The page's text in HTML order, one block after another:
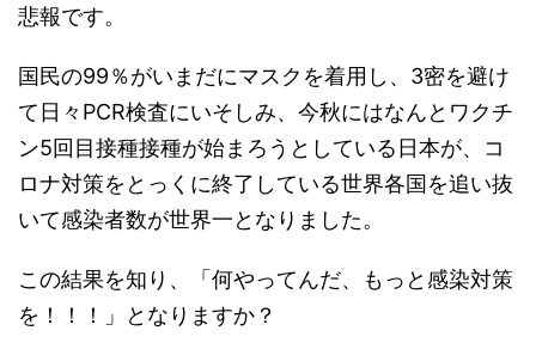
悲報です。
国民の99％がいまだにマスクを着用し、3密を避け
て日々PCR検査にいそしみ、今秋にはなんとワクチ
ン5回目接種接種が始まろうとしている日本が、コ
ロナ対策をとっくに終了している世界各国を追い抜
いて感染者数が世界一となりました。
この結果を知り、「何やってんだ、もっと感染対策
を！！！」となりますか？